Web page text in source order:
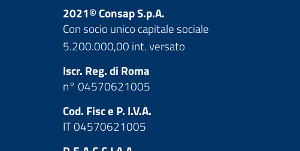
2021© Consap S.p.A.
Con socio unico capitale sociale
5.200.000,00 int. versato
Iscr. Reg. di Roma
n° 04570621005
Cod. Fisc e P. I.V.A.
IT 04570621005